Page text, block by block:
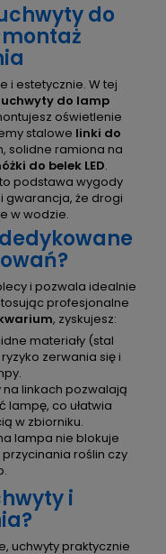
do
i estetycznie. W tej
do lamp
oświetlenie
stalowe linki do
solidne ramiona na
do belek LED.
podstawa wygody
gwarancja, że drogi
w wodzie.
i pozwala idealnie
profesjonalne
, zyskujesz:
materiały (stal
zerwania się i
na linkach pozwalają
lampę, co ułatwia
w zbiorniku.
lampa nie blokuje
roślin czy
i
uchwyty praktycznie